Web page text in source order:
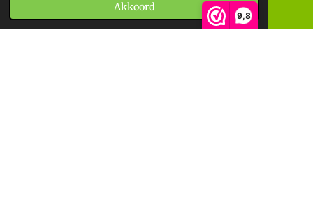
Akkoord
9,8
Telefoonnummer